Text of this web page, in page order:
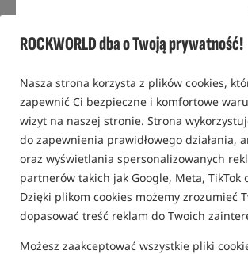
ROCKWORLD dba o Twoją prywatność!
Nasza strona korzysta z plików cookies,
zapewnić Ci bezpieczne i komfortowe
wizyt na naszej stronie. Strona
do zapewnienia prawidłowego działania,
oraz wyświetlania spersonalizowanych
partnerów takich jak Google, Meta, TikTok
Dzięki plikom cookies możemy zrozumieć
dopasować treść reklam do Twoich
Możesz zaakceptować wszystkie pliki
ROCKWORLD Produkty producenta MUGGA
FILTRUJ
PRODUKTY MUGGA
Bestseller!